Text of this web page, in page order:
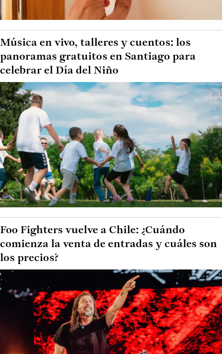
Música en vivo, talleres y cuentos: los
panoramas gratuitos en Santiago para
celebrar el Día del Niño
Foo Fighters vuelve a Chile: ¿Cuándo
comienza la venta de entradas y cuáles son
los precios?